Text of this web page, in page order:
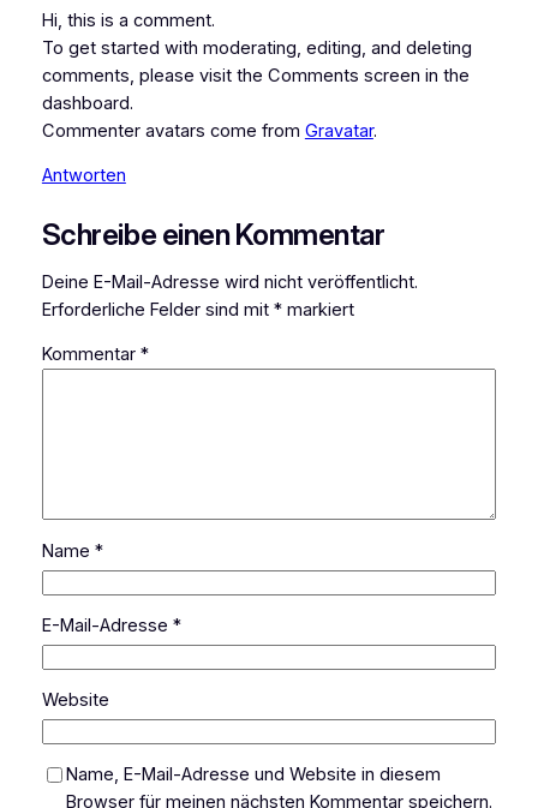
Hi, this is a comment.
To get started with moderating, editing, and deleting
comments, please visit the Comments screen in the
dashboard.
Commenter avatars come from Gravatar.
Antworten
Schreibe einen Kommentar
Deine E-Mail-Adresse wird nicht veröffentlicht.
Erforderliche Felder sind mit *markiert
Kommentar *
Name *
E-Mail-Adresse *
Website
Name, E-Mail-Adresse und Website in diesem
Browser für meinen nächsten Kommentar speichern.